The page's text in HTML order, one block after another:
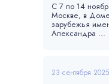
С 7 по 14
Москве, в Доме
зарубежья
Александра ...
23 сентября 2025